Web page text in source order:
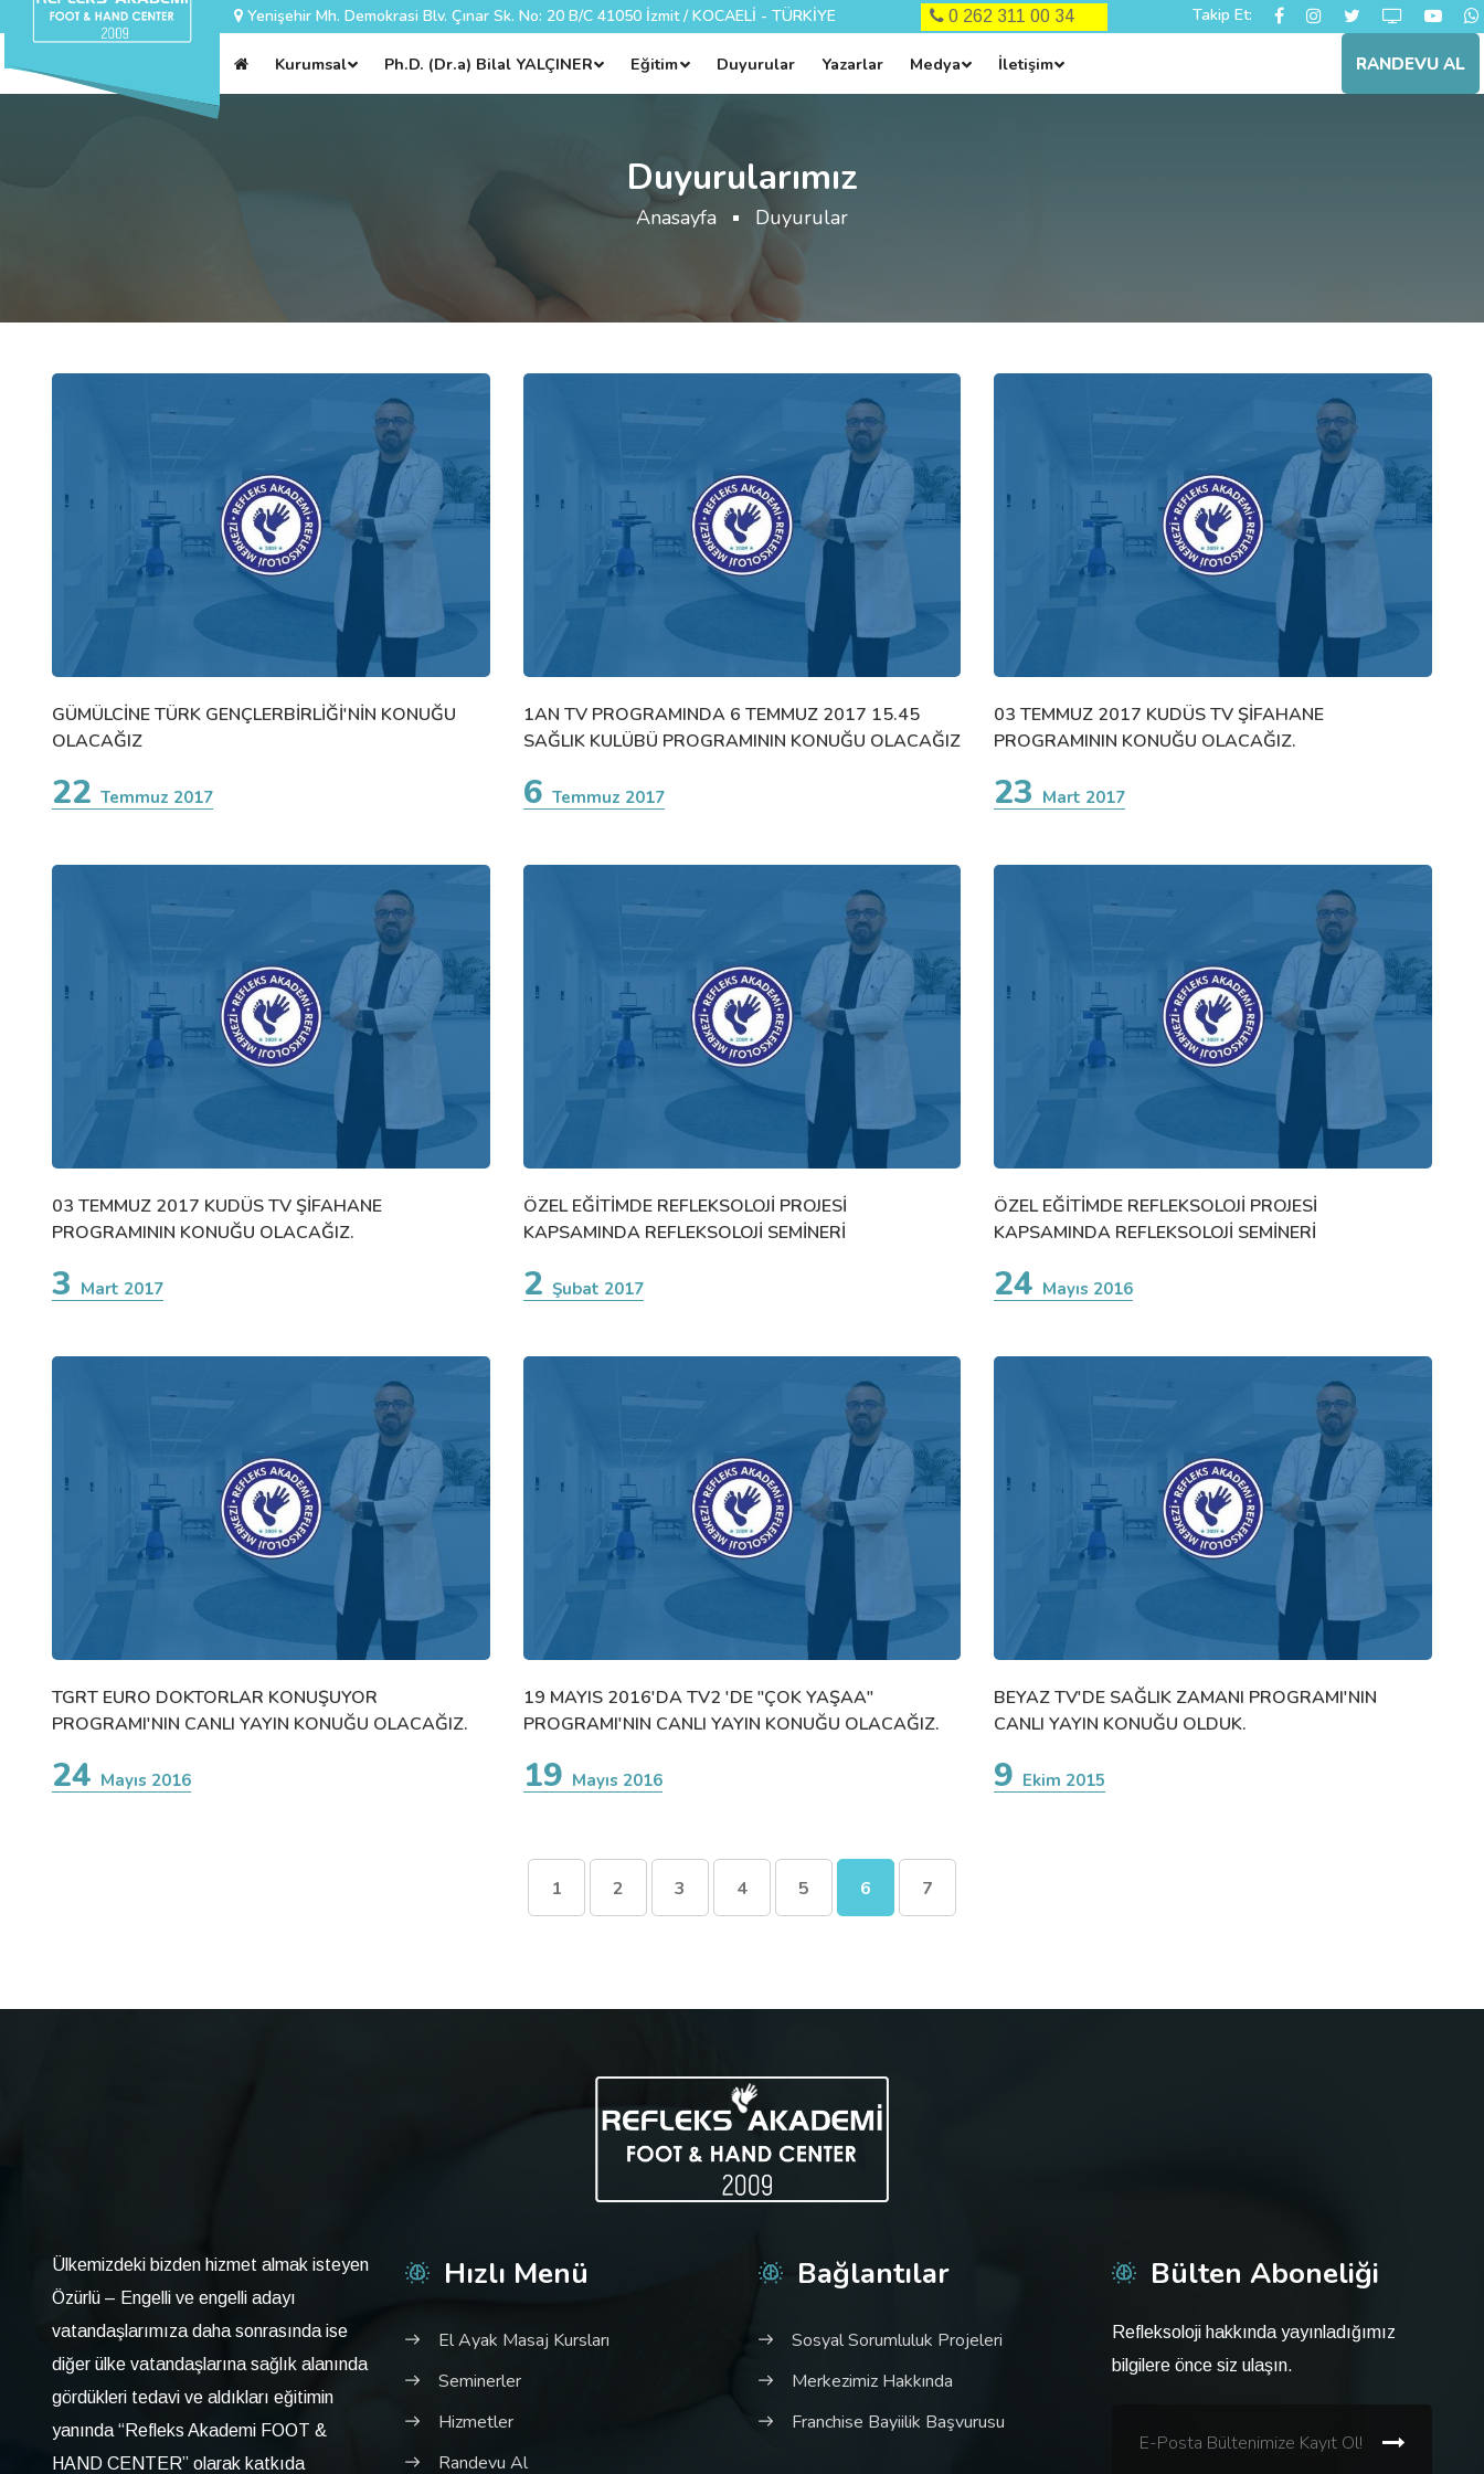
Yenişehir Mh. Demokrasi Blv. Çınar Sk. No: 20 B/C 41050 İzmit / KOCAELİ - TÜRKİYE 0 262 311 00 34 Takip Et:
Kurumsal Ph.D. (Dr.a) Bilal YALÇINER Eğitim Duyurular Yazarlar Medya İletişim RANDEVU AL
Duyurularımız
Anasayfa Duyurular
GÜMÜLCİNE TÜRK GENÇLERBİRLİĞİ'NİN KONUĞU
OLACAĞIZ
22 Temmuz 2017
1AN TV PROGRAMINDA 6 TEMMUZ 2017 15.45
SAĞLIK KULÜBÜ PROGRAMININ KONUĞU OLACAĞIZ
6 Temmuz 2017
03 TEMMUZ 2017 KUDÜS TV ŞİFAHANE
PROGRAMININ KONUĞU OLACAĞIZ.
23 Mart 2017
03 TEMMUZ 2017 KUDÜS TV ŞİFAHANE
PROGRAMININ KONUĞU OLACAĞIZ.
3 Mart 2017
ÖZEL EĞİTİMDE REFLEKSOLOJİ PROJESİ
KAPSAMINDA REFLEKSOLOJİ SEMİNERİ
2 Şubat 2017
ÖZEL EĞİTİMDE REFLEKSOLOJİ PROJESİ
KAPSAMINDA REFLEKSOLOJİ SEMİNERİ
24 Mayıs 2016
TGRT EURO DOKTORLAR KONUŞUYOR
PROGRAMI'NIN CANLI YAYIN KONUĞU OLACAĞIZ.
24 Mayıs 2016
19 MAYIS 2016'DA TV2 'DE "ÇOK YAŞAA"
PROGRAMI'NIN CANLI YAYIN KONUĞU OLACAĞIZ.
19 Mayıs 2016
BEYAZ TV'DE SAĞLIK ZAMANI PROGRAMI'NIN
CANLI YAYIN KONUĞU OLDUK.
9 Ekim 2015
1 2 3 4 5 6 7
Ülkemizdeki bizden hizmet almak isteyen
Özürlü – Engelli ve engelli adayı
vatandaşlarımıza daha sonrasında ise
diğer ülke vatandaşlarına sağlık alanında
gördükleri tedavi ve aldıkları eğitimin
yanında “Refleks Akademi FOOT &
HAND CENTER” olarak katkıda
Hızlı Menü
El Ayak Masaj Kursları
Seminerler
Hizmetler
Randevu Al
Bağlantılar
Sosyal Sorumluluk Projeleri
Merkezimiz Hakkında
Franchise Bayiilik Başvurusu
Bülten Aboneliği
Refleksoloji hakkında yayınladığımız
bilgilere önce siz ulaşın.